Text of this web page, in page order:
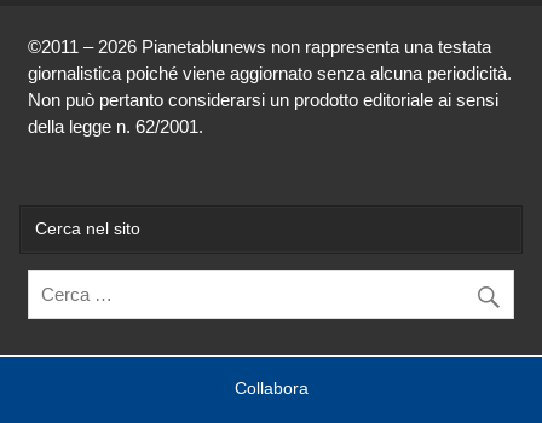
©2011 – 2026 Pianetablunews non rappresenta una testata
giornalistica poiché viene aggiornato senza alcuna periodicità.
Non può pertanto considerarsi un prodotto editoriale ai sensi
della legge n. 62/2001.
Cerca nel sito
Collabora